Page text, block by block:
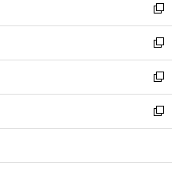
く
で
開
く
ド
ウ
で
開
く
い
ウ
ィ
ン
ド
ウ
で
開
新
し
い
ウ
ィ
ン
ド
ウ
開
新
し
い
ウ
ィ
ン
ウ
新
し
い
ウ
ン
新
し
ウ